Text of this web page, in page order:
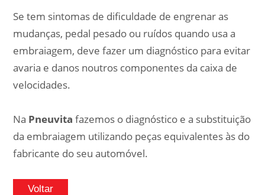
Se tem sintomas de dificuldade de engrenar as
mudanças, pedal pesado ou ruídos quando usa a
embraiagem, deve fazer um diagnóstico para evitar
avaria e danos noutros componentes da caixa de
velocidades.
Na Pneuvita fazemos o diagnóstico e a substituição
da embraiagem utilizando peças equivalentes às do
fabricante do seu automóvel.
Voltar